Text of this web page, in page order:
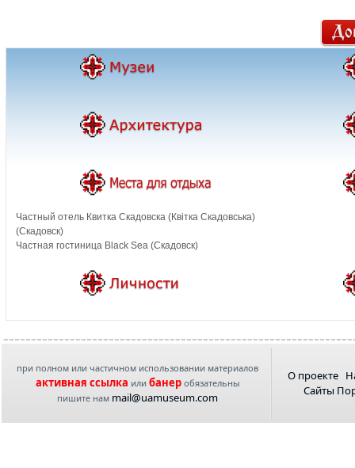
Частный отель Квитка Скадовска (Квiтка Скадовська)
(Скадовск)
Частная гостиница Black Sea (Скадовск)
при полном или частичном использовании материалов
активная ссылка или банеробязательны
пишите нам mail@uamuseum.com
О проекте
Сайты